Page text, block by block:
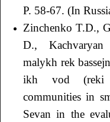
P. 58-67. (In
Zinchenko T.D.,
D.,
malykh rek
ikh vod (reki
communities in
Sevan in the